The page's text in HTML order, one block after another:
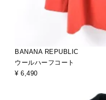
BANANA REPUBLIC
ウールハーフコート
¥ 6,490